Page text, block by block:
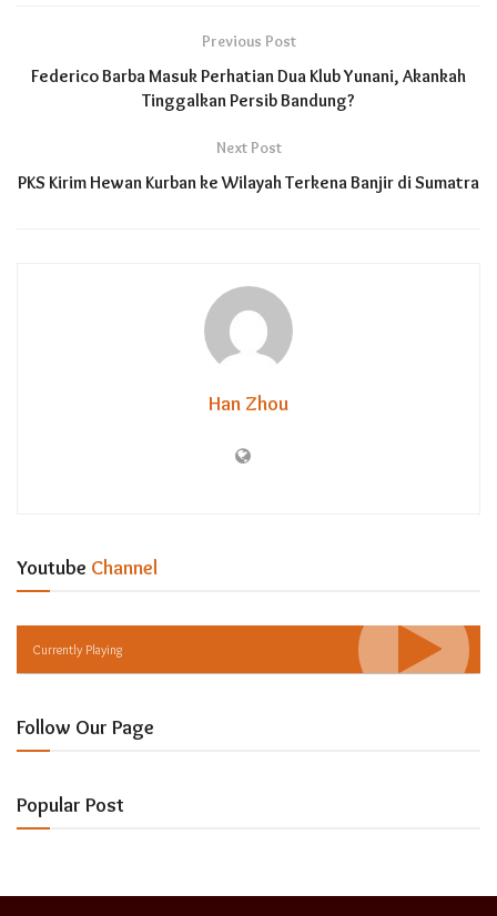
Previous Post
Federico Barba Masuk Perhatian Dua Klub Yunani, Akankah
Tinggalkan Persib Bandung?
Next Post
PKS Kirim Hewan Kurban ke Wilayah Terkena Banjir di Sumatra
Han Zhou
Youtube Channel
Currently Playing
Follow Our Page
Popular Post